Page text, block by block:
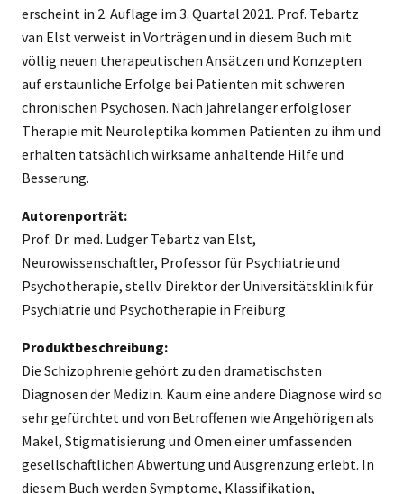
erscheint in 2. Auflage im 3. Quartal 2021. Prof. Tebartz
van Elst verweist in Vorträgen und in diesem Buch mit
völlig neuen therapeutischen Ansätzen und Konzepten
auf erstaunliche Erfolge bei Patienten mit schweren
chronischen Psychosen. Nach jahrelanger erfolgloser
Therapie mit Neuroleptika kommen Patienten zu ihm und
erhalten tatsächlich wirksame anhaltende Hilfe und
Besserung.
Autorenporträt:
Prof. Dr. med. Ludger Tebartz van Elst,
Neurowissenschaftler, Professor für Psychiatrie und
Psychotherapie, stellv. Direktor der Universitätsklinik für
Psychiatrie und Psychotherapie in Freiburg
Produktbeschreibung:
Die Schizophrenie gehört zu den dramatischsten
Diagnosen der Medizin. Kaum eine andere Diagnose wird so
sehr gefürchtet und von Betroffenen wie Angehörigen als
Makel, Stigmatisierung und Omen einer umfassenden
gesellschaftlichen Abwertung und Ausgrenzung erlebt. In
diesem Buch werden Symptome, Klassifikation,